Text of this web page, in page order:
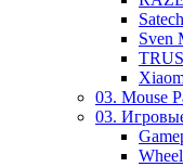
Sven
03. Mouse
03.